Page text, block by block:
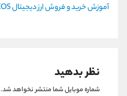
آموزش خرید و فروش ارز دیجیتال EOS
نظر بدهید
شماره موبایل شما منتشر نخواهد شد.